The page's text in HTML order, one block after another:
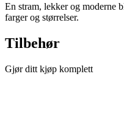
En stram, lekker og moderne
farger og størrelser.
Tilbehør
Gjør ditt kjøp komplett